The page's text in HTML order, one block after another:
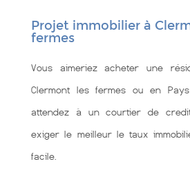
Projet immobilier à
fermes
Vous aimeriez acheter une
Clermont les fermes ou en
attendez à un courtier de
exiger le meilleur le taux
facile.